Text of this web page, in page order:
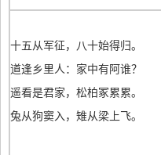
十五从军征，八十始得归。
道逢乡里人：家中有阿谁？
遥看是君家，松柏冢累累。
兔从狗窦入，雉从梁上飞。